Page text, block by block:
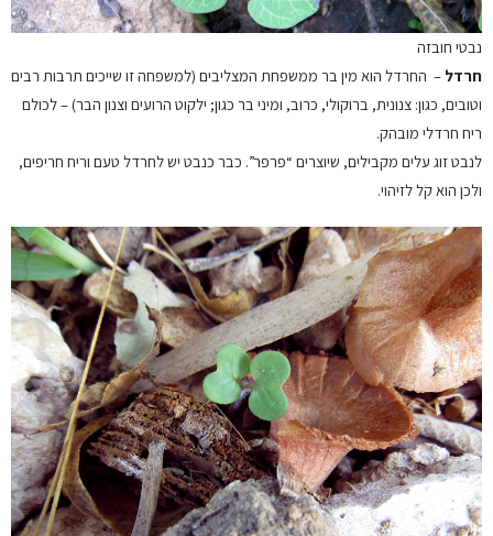
נבטי חובזה
חרדל – החרדל הוא מין בר ממשפחת המצליבים (למשפחה זו שייכים תרבות רבים
וטובים, כגון: צנונית, ברוקולי, כרוב, ומיני בר כגון; ילקוט הרועים וצנון הבר) – לכולם
ריח חרדלי מובהק.
לנבט זוג עלים מקבילים, שיוצרים “פרפר”. כבר כנבט יש לחרדל טעם וריח חריפים,
ולכן הוא קל לזיהוי.